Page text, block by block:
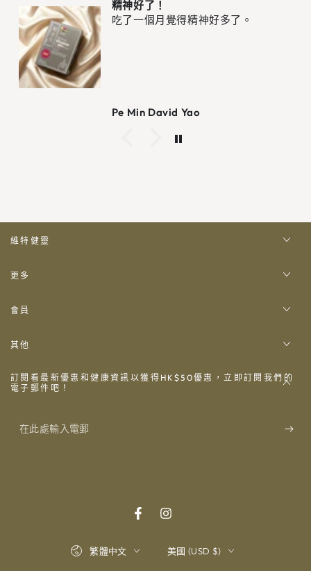
精神好了！
吃了一個月覺得精神好多了。
Pe Min David Yao
維特健靈
更多
會員
其他
訂閱看最新優惠和健康資訊以獲得HK$50優惠，立即訂閱我們的
電子郵件吧！
在
FacebookInstagram
言
繁體中文
家/
美國 (USD $)